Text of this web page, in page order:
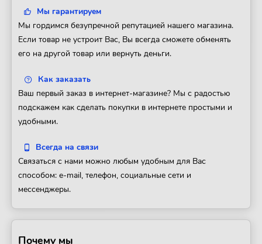
Мы гарантируем
Мы гордимся безупречной репутацией нашего магазина.
Если товар не устроит Вас, Вы всегда сможете обменять
его на другой товар или вернуть деньги.
Как заказать
Ваш первый заказ в интернет-магазине? Мы с радостью
подскажем как сделать покупки в интернете простыми и
удобными.
Всегда на связи
Связаться с нами можно любым удобным для Вас
способом: e-mail, телефон, социальные сети и
мессенджеры.
Почему мы